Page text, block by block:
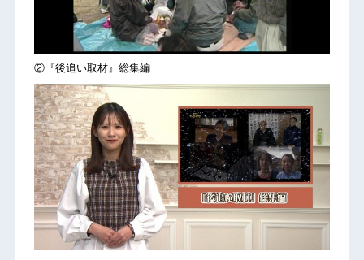
②『後追い取材』総集編